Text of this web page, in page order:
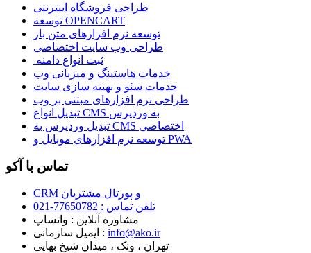
طراحی فروشگاه اینترنتی
توسعه OPENCART
توسعه نرم افزارهای متن باز
طراحی وب سایت اختصاصی
ثبت انواع دامنه
خدمات هاستینگ و میزبانی وب
خدمات سئو و بهینه سازی سایت
طراحی نرم افزارهای مبتنی بر وب
تبدیل انواع CMS به وردپرس
تبدیل وردپرس به CMS اختصاصی
توسعه نرم افزارهای موبایل و PWA
تماس با آکو
CRM و پورتال مشتریان
تلفن تماس :‌ 77650782-021
مشاوره آنلاین : واتساپ
ایمیل سازمانی :‌ info@ako.ir
تهران ، ونک ، میدان شیخ بهایی